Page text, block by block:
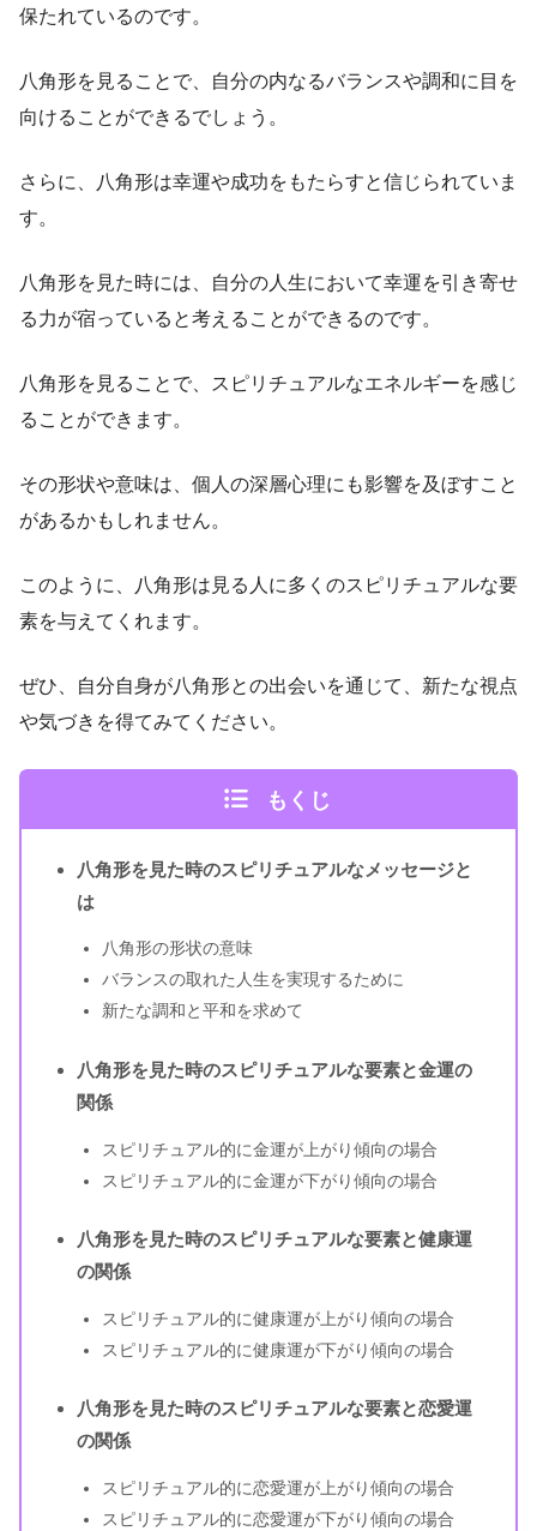
保たれているのです。
八角形を見ることで、自分の内なるバランスや調和に目を
向けることができるでしょう。
さらに、八角形は幸運や成功をもたらすと信じられていま
す。
八角形を見た時には、自分の人生において幸運を引き寄せ
る力が宿っていると考えることができるのです。
八角形を見ることで、スピリチュアルなエネルギーを感じ
ることができます。
その形状や意味は、個人の深層心理にも影響を及ぼすこと
があるかもしれません。
このように、八角形は見る人に多くのスピリチュアルな要
素を与えてくれます。
ぜひ、自分自身が八角形との出会いを通じて、新たな視点
や気づきを得てみてください。
もくじ
八角形を見た時のスピリチュアルなメッセージと
は
八角形の形状の意味
バランスの取れた人生を実現するために
新たな調和と平和を求めて
八角形を見た時のスピリチュアルな要素と金運の
関係
スピリチュアル的に金運が上がり傾向の場合
スピリチュアル的に金運が下がり傾向の場合
八角形を見た時のスピリチュアルな要素と健康運
の関係
スピリチュアル的に健康運が上がり傾向の場合
スピリチュアル的に健康運が下がり傾向の場合
八角形を見た時のスピリチュアルな要素と恋愛運
の関係
スピリチュアル的に恋愛運が上がり傾向の場合
スピリチュアル的に恋愛運が下がり傾向の場合